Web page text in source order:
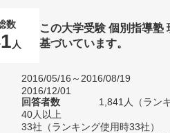
数
人
この大学受験 個別指導塾
基づいています。
2016/05/16～2016/08/19
2016/12/01
回答者数
1,841人（ラン
40人以上
33社（ランキング使用時33社）